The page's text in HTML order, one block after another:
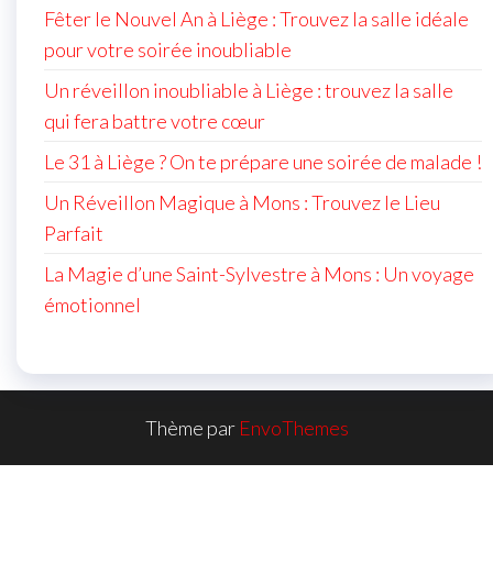
Fêter le Nouvel An à Liège : Trouvez la salle idéale
pour votre soirée inoubliable
Un réveillon inoubliable à Liège : trouvez la salle
qui fera battre votre cœur
Le 31 à Liège ? On te prépare une soirée de malade !
Un Réveillon Magique à Mons : Trouvez le Lieu
Parfait
La Magie d’une Saint-Sylvestre à Mons : Un voyage
émotionnel
Thème par EnvoThemes